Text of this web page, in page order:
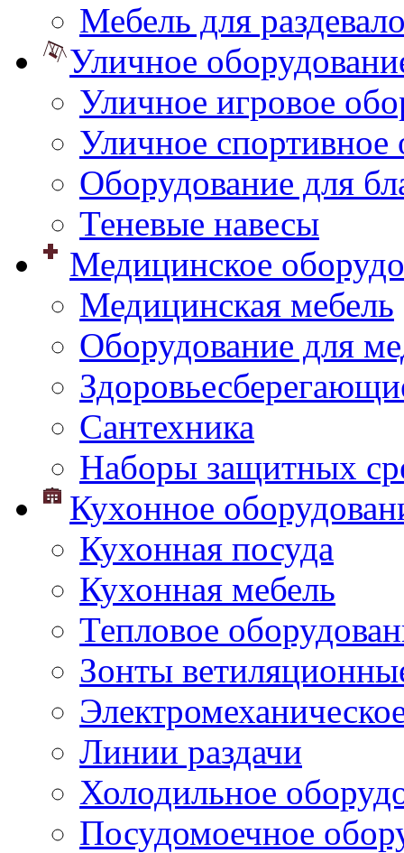
Мебель для
Уличное
Уличное игровое
Уличное спортивное
Оборудование для
Теневые навесы
Медицинское
Медицинская мебель
Оборудование для
Сантехника
Наборы защитных
Кухонное
Кухонная посуда
Кухонная мебель
Тепловое
Зонты
Линии раздачи
Холодильное
Посудомоечное